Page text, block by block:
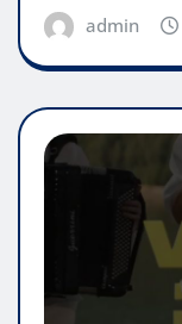
admin